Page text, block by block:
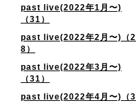
past live(2022年1月〜)
（31）
past live(2022年2月〜)（2
8）
past live(2022年3月〜)
（31）
past live(2022年4月〜)（3